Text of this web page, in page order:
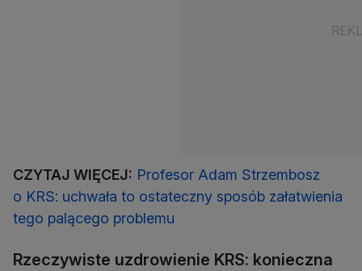
CZYTAJ WIĘCEJ: Profesor Adam Strzembosz
o KRS: uchwała to ostateczny sposób załatwienia
tego palącego problemu
Rzeczywiste uzdrowienie KRS: konieczna